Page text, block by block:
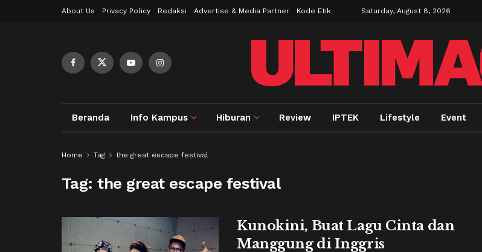
About Us Privacy Policy Redaksi Advertise & Media Partner Kode Etik Saturday, August 8, 2026
Beranda Info Kampus Hiburan Review IPTEK Lifestyle Event
Home Tag the great escape festival
Tag:the great escape festival
Kunokini, Buat Lagu Cinta dan
Manggung di Inggris